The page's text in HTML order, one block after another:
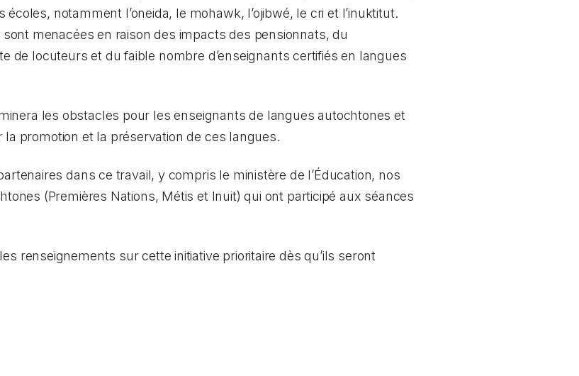
notamment l’oneida, le mohawk, l’ojibwé, le cri et l’inuktitut.
menacées en raison des impacts des pensionnats, du
de locuteurs et du faible nombre d’enseignants certifiés en langues
les obstacles pour les enseignants de langues autochtones et
promotion et la préservation de ces langues.
dans ce travail, y compris le ministère de l’Éducation, nos
(Premières Nations, Métis et Inuit) qui ont participé aux séances
renseignements sur cette initiative prioritaire dès qu’ils seront